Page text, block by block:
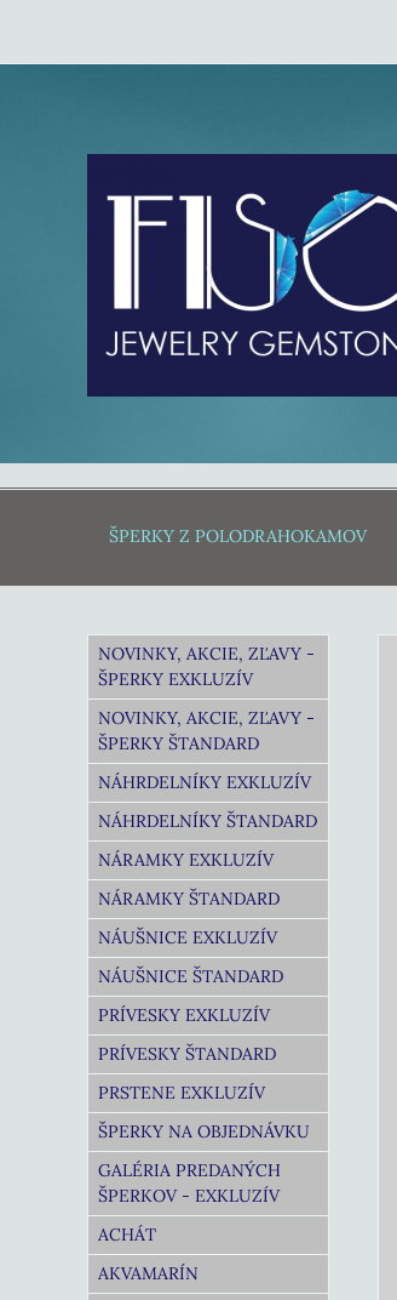
ŠPERKY Z POLODRAHOKAMOV
NOVINKY, AKCIE, ZĽAVY -
ŠPERKY EXKLUZÍV
NOVINKY, AKCIE, ZĽAVY -
ŠPERKY ŠTANDARD
NÁHRDELNÍKY EXKLUZÍV
NÁHRDELNÍKY ŠTANDARD
NÁRAMKY EXKLUZÍV
NÁRAMKY ŠTANDARD
NÁUŠNICE EXKLUZÍV
NÁUŠNICE ŠTANDARD
PRÍVESKY EXKLUZÍV
PRÍVESKY ŠTANDARD
PRSTENE EXKLUZÍV
ŠPERKY NA OBJEDNÁVKU
GALÉRIA PREDANÝCH
ŠPERKOV - EXKLUZÍV
ACHÁT
AKVAMARÍN